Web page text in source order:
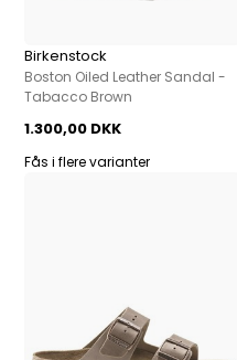
Birkenstock
Boston Oiled Leather Sandal -
Tabacco Brown
1.300,00 DKK
Fås i flere varianter